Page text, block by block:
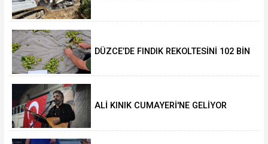
DÜZCE’DE FINDIK REKOLTESİNİ 102 BİN
ALİ KINIK CUMAYERİ'NE GELİYOR